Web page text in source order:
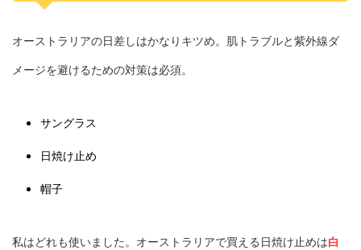
オーストラリアの日差しはかなりキツめ。肌トラブルと紫外線ダ
メージを避けるための対策は必須。
サングラス
日焼け止め
帽子
私はどれも使いました。オーストラリアで買える日焼け止めは白